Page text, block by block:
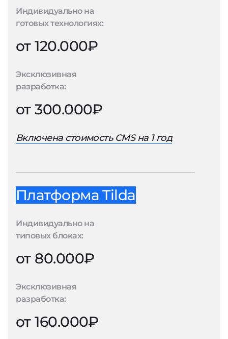
Индивидуально на
готовых технологиях:
от 120.000₽
Эксклюзивная
разработка:
от 300.000₽
Включена стоимость CMS на 1 год
Платформа Tilda
Индивидуально на
типовых блоках:
от 80.000₽
Эксклюзивная
разработка:
от 160.000₽